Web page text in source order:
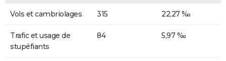
Vols et cambriolages 315 22,27 ‰
Trafic et usage de
stupéfiants
84 5,97 ‰